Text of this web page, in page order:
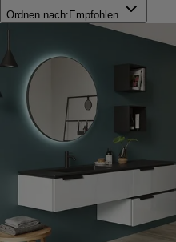
Ordnen nach: Empfohlen